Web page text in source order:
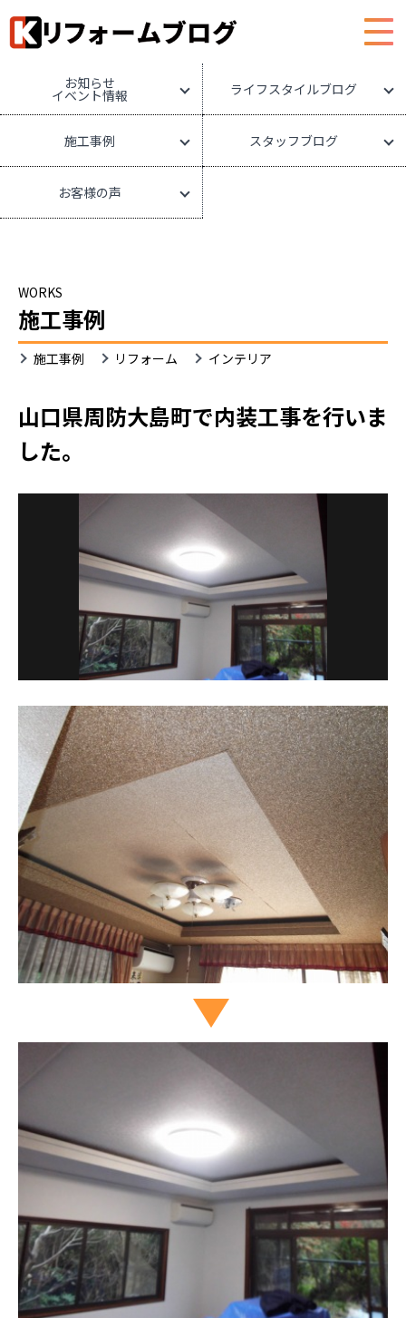
お知らせ
イベント情報 ライフスタイルブログ
施工事例 スタッフブログ
お客様の声
WORKS
施工事例
イ
ン
リ
ア
施工事例 リフォーム インテリア
山口県周防大島町で内装工事を行いま
した。